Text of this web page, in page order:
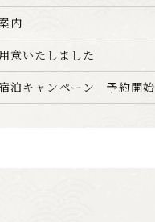
内
意いたしました
泊キャンペーン 予約開始